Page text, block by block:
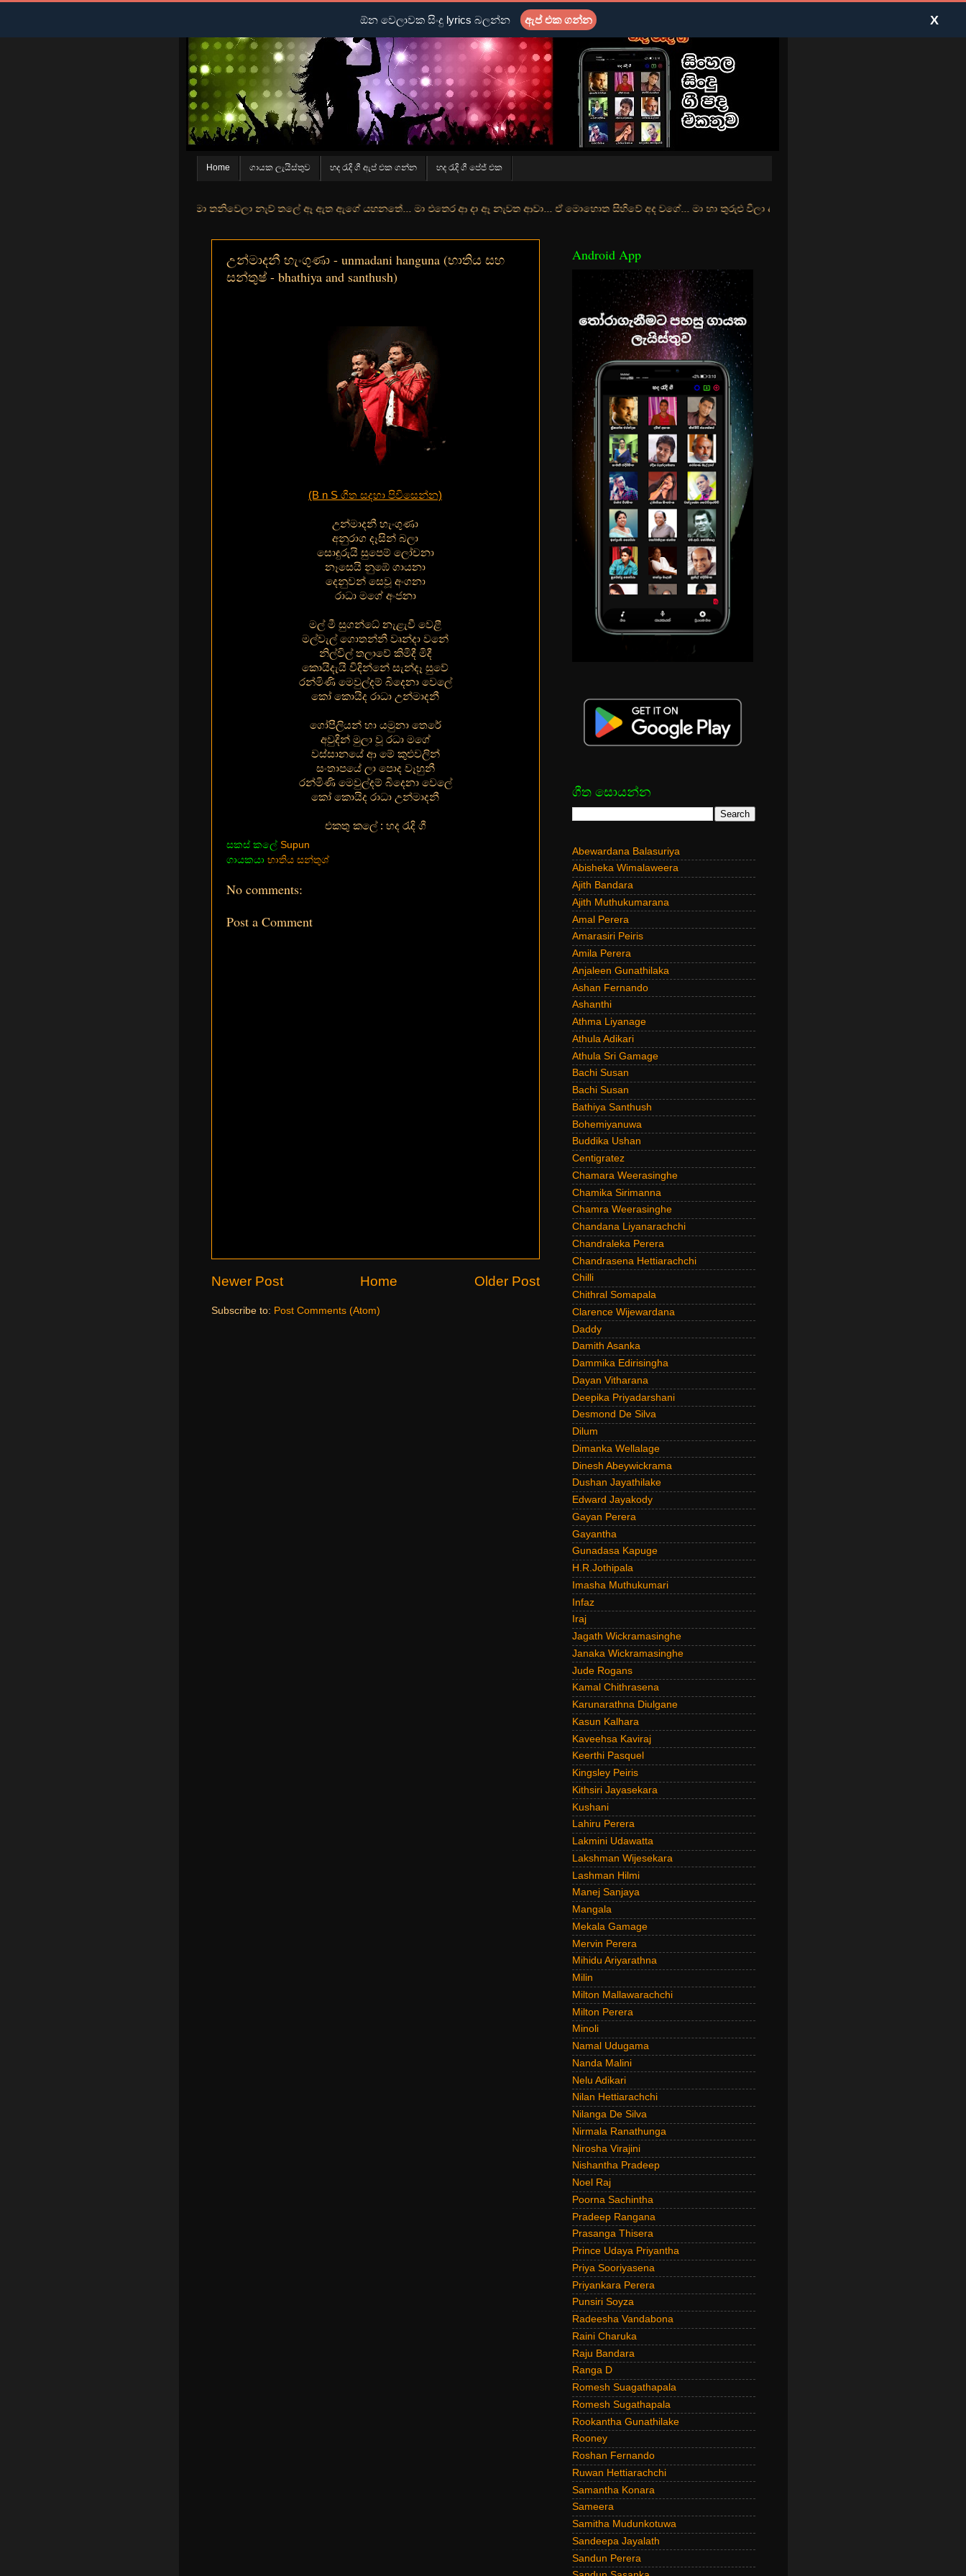
Home ගායක ලැයිස්තුව හද රැදි ගී ඇප් එක ගන්න හද රැදි ගී පේජ් එක
මුහුදු තීරේ ගල් මල් පිපුන යායේ මා තනිවෙලා නැව් තලේ ඈ ඇත ඇගේ යහනතේ... මා එතෙර ආ දා ඈ නැවත ආවා... ඒ මොහොත සිහිවේ අද වගේ... මා හා තුරුළු වීලා දෑසේ කදුළු බීලා රහසේ සුසුම් ලෑ හඩ ඇසේ... නිල්වන්
උන්මාදනී හැංගුණා - unmadani hanguna (භාතිය සහ
සන්තුෂ් - bhathiya and santhush)
(B n S ගීත සදහා පිවිසෙන්න)
උන්මාදනී හැංගුණා
අනුරාග දෑසින් බලා
සොඳුරුයි සුපෙම් ලෝචනා
නෑසෙයි නුඹේ ගායනා
දෙනුවන් සෙවූ අංගනා
රාධා මගේ අංජනා
මල් මී සුගන්ධේ නැළැවී වෙළී
මල්වැල් ගොතන්නී වෘන්දා වනේ
නිල්විල් තලාවේ කිමිදී මිදී
කොයිදැයි විදින්නේ සැන්දෑ සුවේ
රන්මිණි මෙවුල්දම් බිදෙනා වෙලේ
කෝ කොයිද රාධා උන්මාදනී
ගෝපීලියන් හා යමුනා තෙරේ
අවුදින් මුලා වූ රධා මගේ
වස්සානයේ ආ මේ කුළුවලින්
සංතාපයේ ලා පොද වෑහුනී
රන්මිණි මෙවුල්දම් බිදෙනා වෙලේ
කෝ කොයිද රාධා උන්මාදනී
එකතු කලේ : හද රැදි ගී
සකස් කලේ Supun
ගායකයා භාතිය සන්තුශ්
No comments:
Post a Comment
Newer Post Older Post
Home
Subscribe to: Post Comments (Atom)
Android App
ගීත සොයන්න
Abewardana Balasuriya
Abisheka Wimalaweera
Ajith Bandara
Ajith Muthukumarana
Amal Perera
Amarasiri Peiris
Amila Perera
Anjaleen Gunathilaka
Ashan Fernando
Ashanthi
Athma Liyanage
Athula Adikari
Athula Sri Gamage
Bachi Susan
Bachi Susan
Bathiya Santhush
Bohemiyanuwa
Buddika Ushan
Centigratez
Chamara Weerasinghe
Chamika Sirimanna
Chamra Weerasinghe
Chandana Liyanarachchi
Chandraleka Perera
Chandrasena Hettiarachchi
Chilli
Chithral Somapala
Clarence Wijewardana
Daddy
Damith Asanka
Dammika Edirisingha
Dayan Vitharana
Deepika Priyadarshani
Desmond De Silva
Dilum
Dimanka Wellalage
Dinesh Abeywickrama
Dushan Jayathilake
Edward Jayakody
Gayan Perera
Gayantha
Gunadasa Kapuge
H.R.Jothipala
Imasha Muthukumari
Infaz
Iraj
Jagath Wickramasinghe
Janaka Wickramasinghe
Jude Rogans
Kamal Chithrasena
Karunarathna Diulgane
Kasun Kalhara
Kaveehsa Kaviraj
Keerthi Pasquel
Kingsley Peiris
Kithsiri Jayasekara
Kushani
Lahiru Perera
Lakmini Udawatta
Lakshman Wijesekara
Lashman Hilmi
Manej Sanjaya
Mangala
Mekala Gamage
Mervin Perera
Mihidu Ariyarathna
Milin
Milton Mallawarachchi
Milton Perera
Minoli
Namal Udugama
Nanda Malini
Nelu Adikari
Nilan Hettiarachchi
Nilanga De Silva
Nirmala Ranathunga
Nirosha Virajini
Nishantha Pradeep
Noel Raj
Poorna Sachintha
Pradeep Rangana
Prasanga Thisera
Prince Udaya Priyantha
Priya Sooriyasena
Priyankara Perera
Punsiri Soyza
Radeesha Vandabona
Raini Charuka
Raju Bandara
Ranga D
Romesh Suagathapala
Romesh Sugathapala
Rookantha Gunathilake
Rooney
Roshan Fernando
Ruwan Hettiarachchi
Samantha Konara
Sameera
Samitha Mudunkotuwa
Sandeepa Jayalath
Sandun Perera
ඕන වෙලාවක සිංදු lyrics බලන්න ඇප් එක ගන්න X